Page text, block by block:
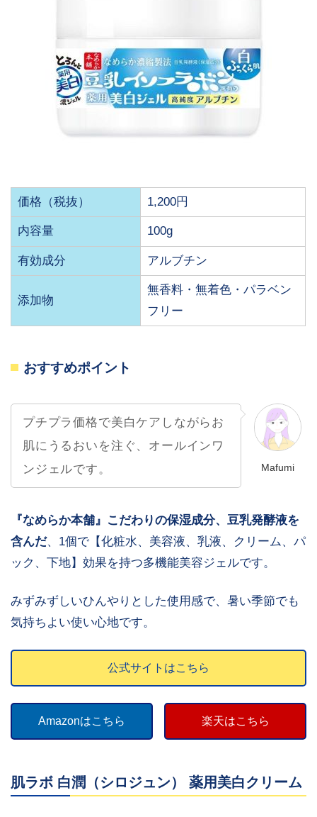
価格（税抜） 1,200円
内容量 100g
有効成分 アルブチン
添加物
無香料・無着色・パラベン
フリー
おすすめポイント
Mafumi
プチプラ価格で美白ケアしながらお
肌にうるおいを注ぐ、オールインワ
ンジェルです。
『なめらか本舗』こだわりの保湿成分、豆乳発酵液を
含んだ、1個で【化粧水、美容液、乳液、クリーム、パ
ック、下地】効果を持つ多機能美容ジェルです。
みずみずしいひんやりとした使用感で、暑い季節でも
気持ちよい使い心地です。
公式サイトはこちら
Amazonはこちら 楽天はこちら
肌ラボ 白潤（シロジュン） 薬用美白クリーム